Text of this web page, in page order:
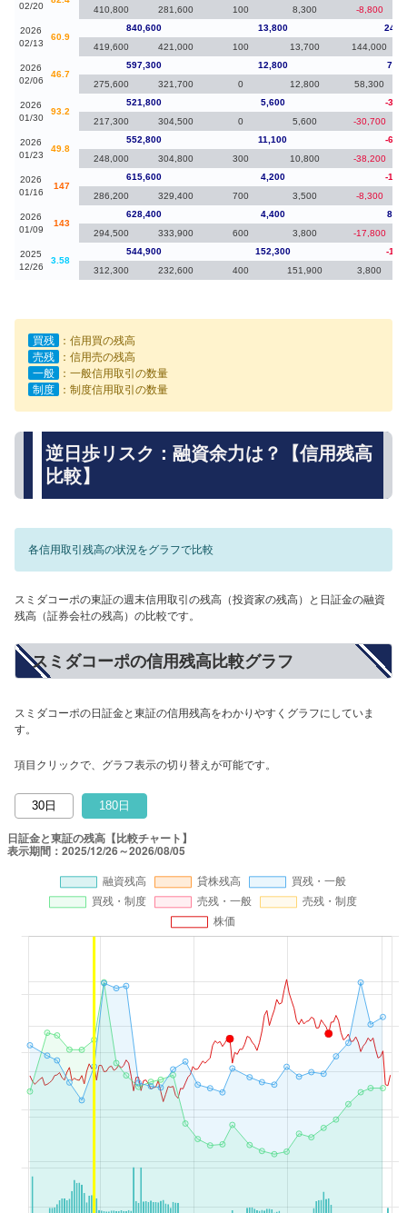
02/20
410,800
281,600 100 8,300 -8,800
2026
02/13
60.9
840,600 13,800
419,600
421,000 100 13,700 144,000
2026
02/06
46.7
597,300 12,800
275,600
321,700 0 12,800 58,300
2026
01/30
93.2
521,800 5,600
-
217,300
304,500 0 5,600 -30,700
2026
01/23
49.8
552,800 11,100
-
248,000
304,800 300 10,800 -38,200
2026
01/16
147
615,600 4,200
-
286,200
329,400 700 3,500 -8,300
2026
01/09
143
628,400 4,400
294,500
333,900 600 3,800 -17,800
2025
12/26
3.58
544,900 152,300
-
312,300
232,600 400 151,900 3,800
買残
：信用買の残高
売残
：信用売の残高
一般
：一般信用取引の数量
制度
：制度信用取引の数量
逆日歩リスク：融資余力は？【信用残高
比較】
各信用取引残高の状況をグラフで比較
スミダコーポの東証の週末信用取引の残高（投資家の残高）と日証金の融資
残高（証券会社の残高）の比較です。
スミダコーポの信用残高比較グラフ
スミダコーポの日証金と東証の信用残高をわかりやすくグラフにしていま
す。
項目クリックで、グラフ表示の切り替えが可能です。
30日 180日